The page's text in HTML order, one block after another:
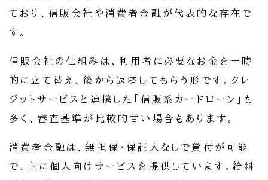
ており、信販会社や消費者金融が代表的な存在で
す。
信販会社の仕組みは、利用者に必要なお金を一時
的に立て替え、後から返済してもらう形です。クレ
ジットサービスと連携した「信販系カードローン」も
多く、審査基準が比較的甘い場合もあります。
消費者金融は、無担保・保証人なしで貸付が可能
で、主に個人向けサービスを提供しています。給料